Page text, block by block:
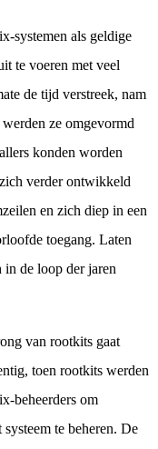
systemen als geldige
te voeren met veel
de tijd verstreek, nam
ze omgevormd
konden worden
verder ontwikkeld
en zich diep in een
toegang. Laten
in de loop der jaren
van rootkits gaat
toen rootkits werden
beheerders om
te beheren. De